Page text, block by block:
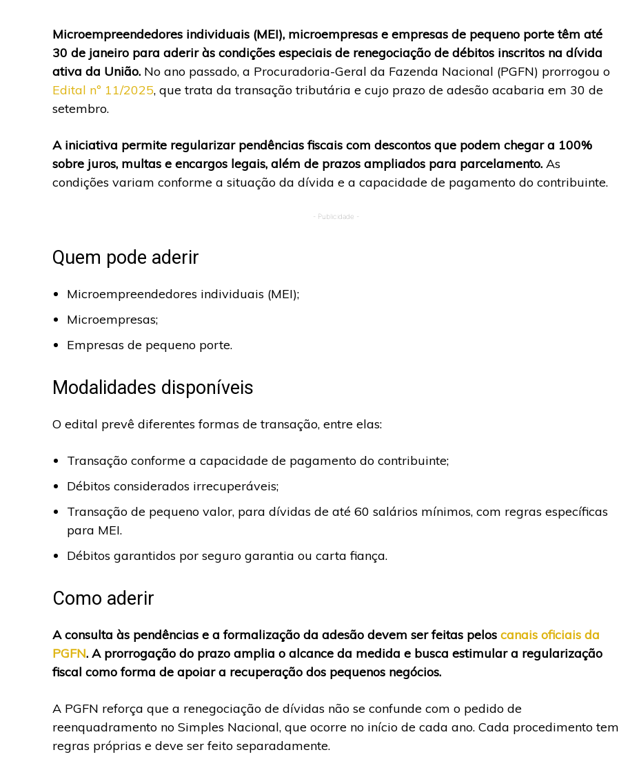
Microempreendedores individuais (MEI), microempresas e empresas de pequeno porte têm até
30 de janeiro para aderir às condições especiais de renegociação de débitos inscritos na dívida
ativa da União. No ano passado, a Procuradoria-Geral da Fazenda Nacional (PGFN) prorrogou o
Edital nº 11/2025, que trata da transação tributária e cujo prazo de adesão acabaria em 30 de
setembro.
A iniciativa permite regularizar pendências fiscais com descontos que podem chegar a 100%
sobre juros, multas e encargos legais, além de prazos ampliados para parcelamento. As
condições variam conforme a situação da dívida e a capacidade de pagamento do contribuinte.
- Publicidade -
Quem pode aderir
Microempreendedores individuais (MEI);
Microempresas;
Empresas de pequeno porte.
Modalidades disponíveis
O edital prevê diferentes formas de transação, entre elas:
Transação conforme a capacidade de pagamento do contribuinte;
Débitos considerados irrecuperáveis;
Transação de pequeno valor, para dívidas de até 60 salários mínimos, com regras específicas
para MEI.
Débitos garantidos por seguro garantia ou carta fiança.
Como aderir
A consulta às pendências e a formalização da adesão devem ser feitas pelos canais oficiais da
PGFN. A prorrogação do prazo amplia o alcance da medida e busca estimular a regularização
fiscal como forma de apoiar a recuperação dos pequenos negócios.
A PGFN reforça que a renegociação de dívidas não se confunde com o pedido de
reenquadramento no Simples Nacional, que ocorre no início de cada ano. Cada procedimento tem
regras próprias e deve ser feito separadamente.